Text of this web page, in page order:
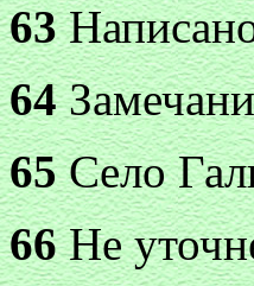
63
64
65Село
66Не